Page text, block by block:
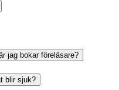
jag bokar föreläsare?
blir sjuk?